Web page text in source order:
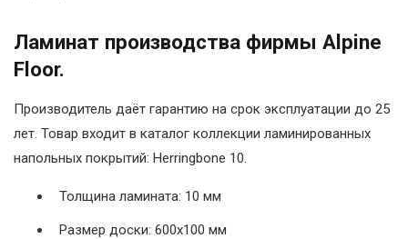
Ламинат производства фирмы Alpine
Floor.
Производитель даёт гарантию на срок эксплуатации до 25
лет. Товар входит в каталог коллекции ламинированных
напольных покрытий: Herringbone 10.
Толщина ламината: 10 мм
Размер доски: 600х100 мм